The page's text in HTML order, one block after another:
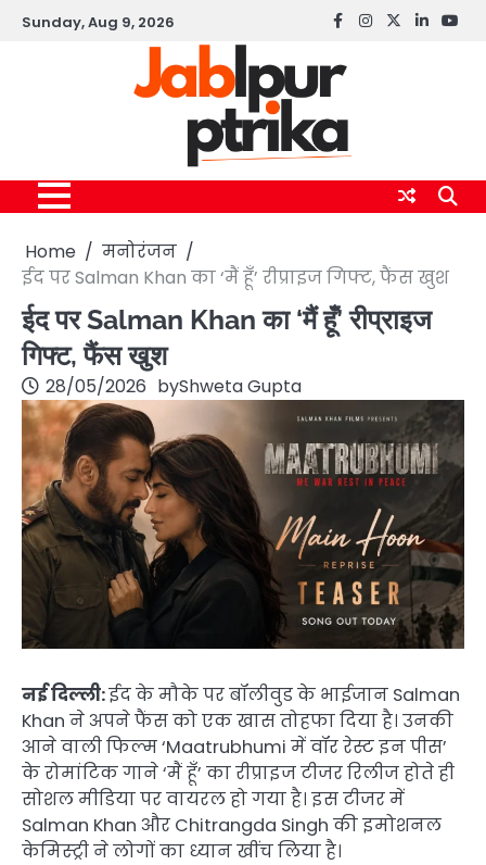
SkipSunday, Aug 9, 2026 Facebook
instagram
twitterlinkedin
Home
मनोरंजन
ईद पर Salman Khan का ‘मैं हूँ’ रीप्राइज गिफ्ट, फैंस खुश
ईद पर Salman Khan का ‘मैं हूँ’ रीप्राइज
गिफ्ट, फैंस खुश
28/05/2026 byShweta Gupta
नई दिल्ली:ईद के मौके पर बॉलीवुड के भाईजान Salman
Khan ने अपने फैंस को एक खास तोहफा दिया है। उनकी
आने वाली फिल्म ‘Maatrubhumi में वॉर रेस्ट इन पीस’
के रोमांटिक गाने ‘मैं हूँ’ का रीप्राइज टीजर रिलीज होते ही
सोशल मीडिया पर वायरल हो गया है। इस टीजर में
Salman Khan और Chitrangda Singh की इमोशनल
केमिस्ट्री ने लोगों का ध्यान खींच लिया है।